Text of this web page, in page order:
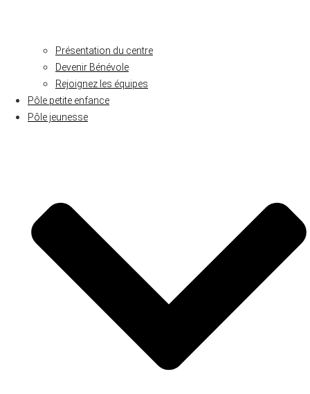
Présentation du centre
Devenir Bénévole
Rejoignez les équipes
Pôle petite enfance
Pôle jeunesse